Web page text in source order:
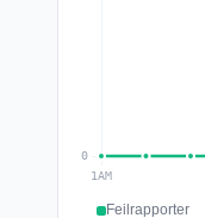
Feilrapporter